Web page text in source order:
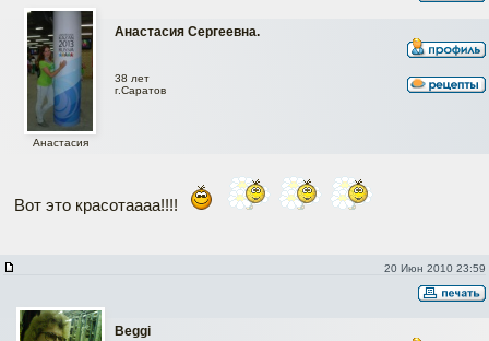
Анастасия Сергеевна.
Анастасия
38 лет
г.Саратов
Вот это красотаааа!!!!
20 Июн 2010 23:59
Beggi